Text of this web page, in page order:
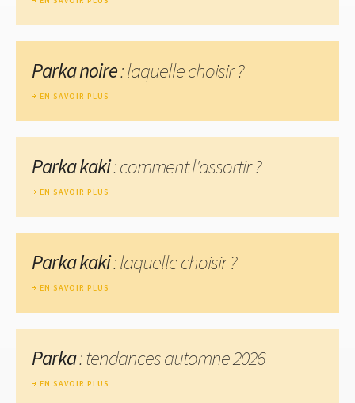
Parka noire: laquelle choisir ?
EN SAVOIR PLUS
Parka kaki: comment l'assortir ?
EN SAVOIR PLUS
Parka kaki: laquelle choisir ?
EN SAVOIR PLUS
Parka: tendances automne 2026
EN SAVOIR PLUS